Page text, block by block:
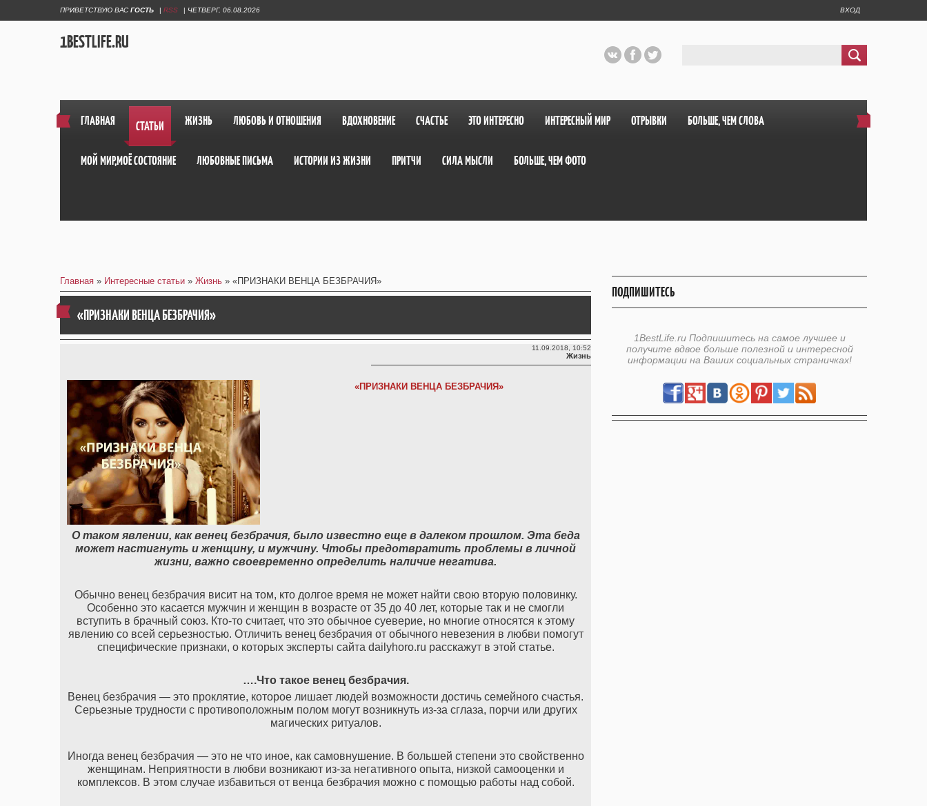
ПРИВЕТСТВУЮ ВАС ГОСТЬ | RSS | ЧЕТВЕРГ, 06.08.2026 ВХОД
1BESTLIFE.RU
ГЛАВНАЯ СТАТЬИ ЖИЗНЬ ЛЮБОВЬ И ОТНОШЕНИЯ ВДОХНОВЕНИЕ СЧАСТЬЕ ЭТО ИНТЕРЕСНО ИНТЕРЕСНЫЙ МИР ОТРЫВКИ БОЛЬШЕ, ЧЕМ СЛОВА
МОЙ МИР,МОЁ СОСТОЯНИЕ ЛЮБОВНЫЕ ПИСЬМА ИСТОРИИ ИЗ ЖИЗНИ ПРИТЧИ СИЛА МЫСЛИ БОЛЬШЕ, ЧЕМ ФОТО
Главная » Интересные статьи » Жизнь » «ПРИЗНАКИ ВЕНЦА БЕЗБРАЧИЯ»
«ПРИЗНАКИ ВЕНЦА БЕЗБРАЧИЯ»
11.09.2018, 10:52
Жизнь
«ПРИЗНАКИ ВЕНЦА БЕЗБРАЧИЯ»
О таком явлении, как венец безбрачия, было известно еще в далеком прошлом. Эта беда
может настигнуть и женщину, и мужчину. Чтобы предотвратить проблемы в личной
жизни, важно своевременно определить наличие негатива.
Обычно венец безбрачия висит на том, кто долгое время не может найти свою вторую половинку.
Особенно это касается мужчин и женщин в возрасте от 35 до 40 лет, которые так и не смогли
вступить в брачный союз. Кто-то считает, что это обычное суеверие, но многие относятся к этому
явлению со всей серьезностью. Отличить венец безбрачия от обычного невезения в любви помогут
специфические признаки, о которых эксперты сайта dailyhoro.ru расскажут в этой статье.
….Что такое венец безбрачия.
Венец безбрачия — это проклятие, которое лишает людей возможности достичь семейного счастья.
Серьезные трудности с противоположным полом могут возникнуть из-за сглаза, порчи или других
магических ритуалов.
Иногда венец безбрачия — это не что иное, как самовнушение. В большей степени это свойственно
женщинам. Неприятности в любви возникают из-за негативного опыта, низкой самооценки и
комплексов. В этом случае избавиться от венца безбрачия можно с помощью работы над собой.
ПОДПИШИТЕСЬ
1BestLife.ru Подпишитесь на самое лучшее и
получите вдвое больше полезной и интересной
информации на Ваших социальных страничках!